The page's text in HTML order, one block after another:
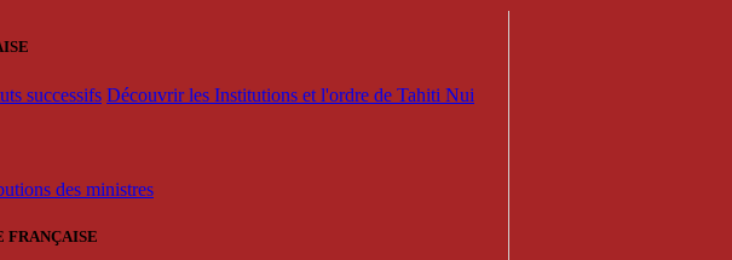
successifs Découvrir les Institutions et l'ordre de Tahiti Nui
des ministres
FRANÇAISE